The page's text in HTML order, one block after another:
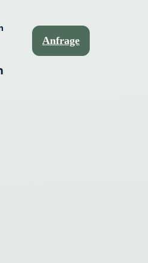
Anfrage